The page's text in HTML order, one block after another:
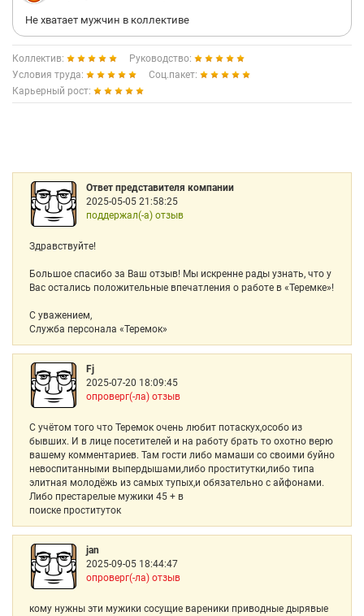
Не хватает мужчин в коллективе
Коллектив:
Руководство:
Условия труда:
Соц.пакет:
Карьерный рост:
Ответ представителя компании
2025-05-05 21:58:25
поддержал(-а) отзыв
Здравствуйте!
Большое спасибо за Ваш отзыв! Мы искренне рады узнать, что у
Вас остались положительные впечатления о работе в «Теремке»!
С уважением,
Служба персонала «Теремок»
Fj
2025-07-20 18:09:45
опроверг(-ла) отзыв
С учётом того что Теремок очень любит потаскух,особо из
бывших. И в лице посетителей и на работу брать то охотно верю
вашему комментариев. Там гости либо мамаши со своими буйно
невоспитанными выпердышами,либо проститутки,либо типа
элитная молодёжь из самых тупых,и обязательно с айфонами.
Либо престарелые мужики 45 + в
поиске проституток
jan
2025-09-05 18:44:47
опроверг(-ла) отзыв
кому нужны эти мужики сосущие вареники приводные дырявые